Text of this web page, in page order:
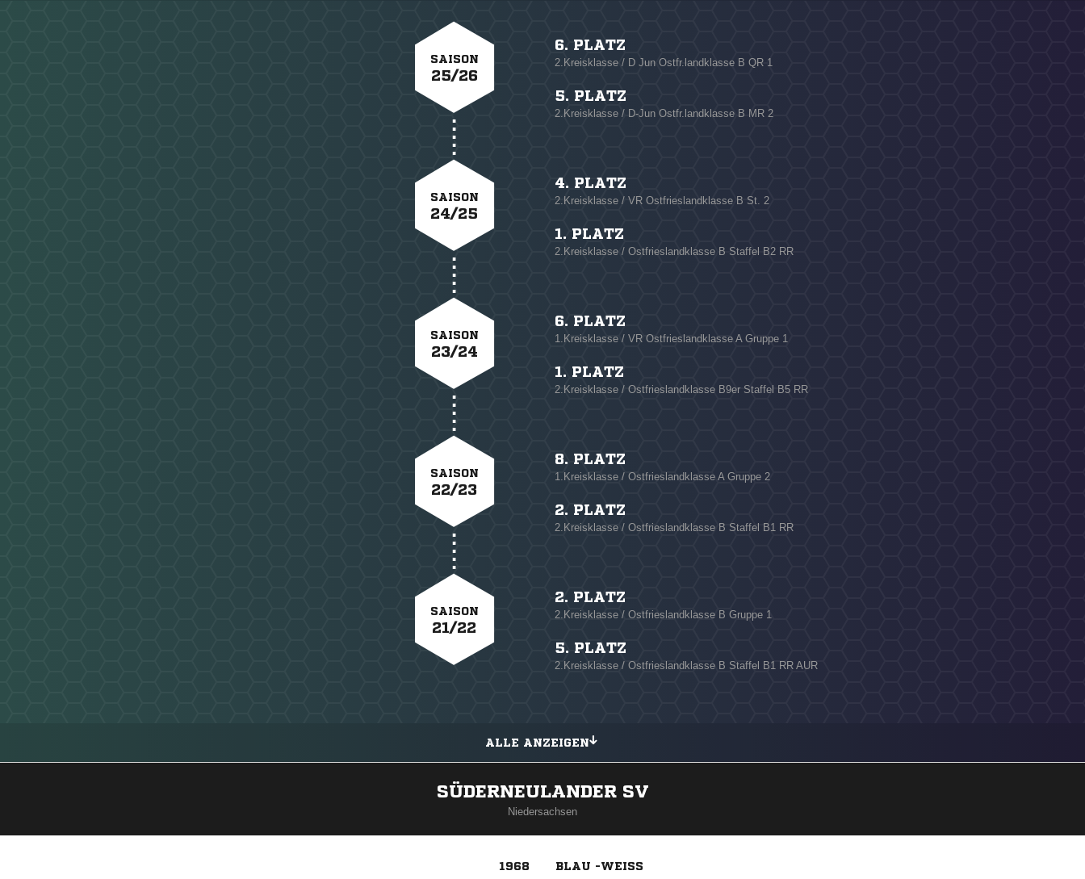
SAISON
25/26
6. PLATZ
2.Kreisklasse / D Jun Ostfr.landklasse B QR 1
5. PLATZ
2.Kreisklasse / D-Jun Ostfr.landklasse B MR 2
SAISON
24/25
4. PLATZ
2.Kreisklasse / VR Ostfrieslandklasse B St. 2
1. PLATZ
2.Kreisklasse / Ostfrieslandklasse B Staffel B2 RR
SAISON
23/24
6. PLATZ
1.Kreisklasse / VR Ostfrieslandklasse A Gruppe 1
1. PLATZ
2.Kreisklasse / Ostfrieslandklasse B9er Staffel B5 RR
SAISON
22/23
8. PLATZ
1.Kreisklasse / Ostfrieslandklasse A Gruppe 2
2. PLATZ
2.Kreisklasse / Ostfrieslandklasse B Staffel B1 RR
SAISON
21/22
2. PLATZ
2.Kreisklasse / Ostfrieslandklasse B Gruppe 1
5. PLATZ
2.Kreisklasse / Ostfrieslandklasse B Staffel B1 RR AUR
ALLE ANZEIGEN
SÜDERNEULANDER SV
Niedersachsen
1968 BLAU -WEISS